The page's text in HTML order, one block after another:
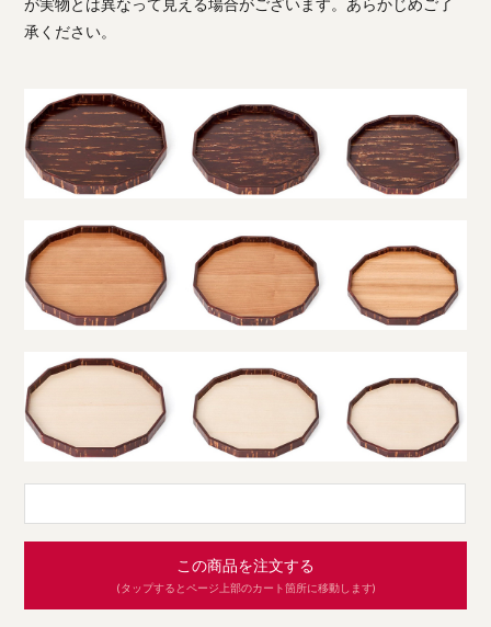
承ください。
この商品を注文する
(タップするとページ上部のカート箇所に移動します)